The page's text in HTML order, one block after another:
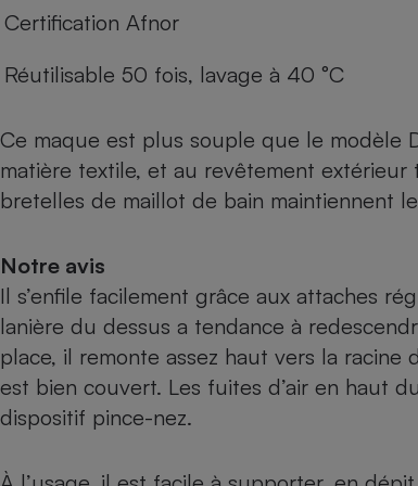
Certification Afnor
Réutilisable 50 fois, lavage à 40 °C
Ce maque est plus souple que le modèle
matière textile, et au revêtement extérieur
bretelles de maillot de bain maintiennent
Notre avis
Il s’enfile facilement grâce aux attaches
lanière du dessus a tendance à
place, il remonte assez haut vers la
est bien couvert. Les fuites d’air en haut
dispositif pince-nez.